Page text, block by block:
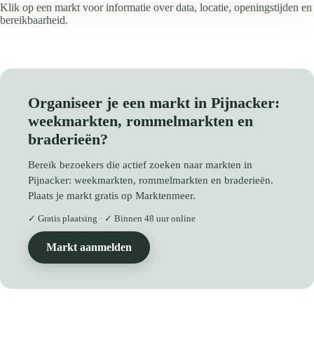
Klik op een markt voor informatie over data, locatie, openingstijden en
bereikbaarheid.
Organiseer je een markt in Pijnacker:
weekmarkten, rommelmarkten en
braderieën?
Bereik bezoekers die actief zoeken naar markten in
Pijnacker: weekmarkten, rommelmarkten en braderieën.
Plaats je markt gratis op Marktenmeer.
✓ Gratis plaatsing · ✓ Binnen 48 uur online
Markt aanmelden